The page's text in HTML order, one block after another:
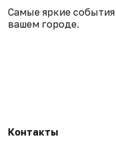
Самые яркие события
вашем городе.
Контакты